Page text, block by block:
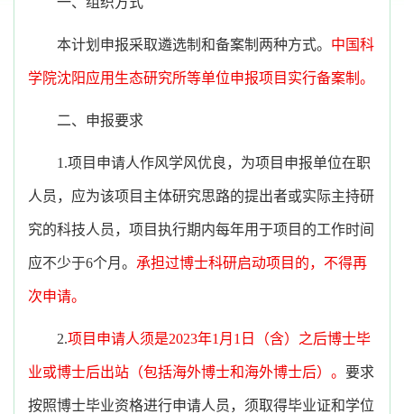
本计划申报采取遴选制和备案制两种方式。 中国科
学院沈阳应用生态研究所等单位申报项目实行备案制。
二、申报要求
1.项目申请人作风学风优良，为项目申报单位在职
人员，应为该项目主体研究思路的提出者或实际主持研
究的科技人员，项目执行期内每年用于项目的工作时间
应不少于6个月。 承担过博士科研启动项目的，不得再
次申请。
2.项目申请人须是2023年1月1日（含）之后博士毕
业或博士后出站（包括海外博士和海外博士后）。 要求
按照博士毕业资格进行申请人员，须取得毕业证和学位